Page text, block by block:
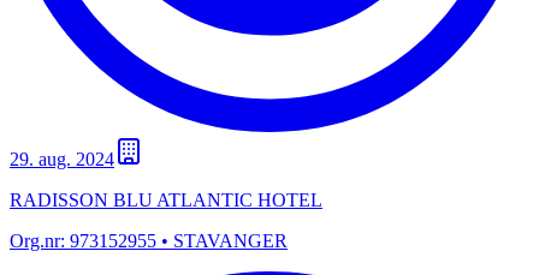
29. aug. 2024
RADISSON BLU ATLANTIC HOTEL
Org.nr: 973152955 • STAVANGER